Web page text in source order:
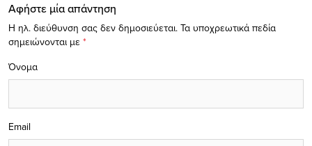
Αφήστε μία απάντηση
Η ηλ. διεύθυνση σας δεν δημοσιεύεται. Τα υποχρεωτικά πεδία
σημειώνονται με *
Όνομα
Email